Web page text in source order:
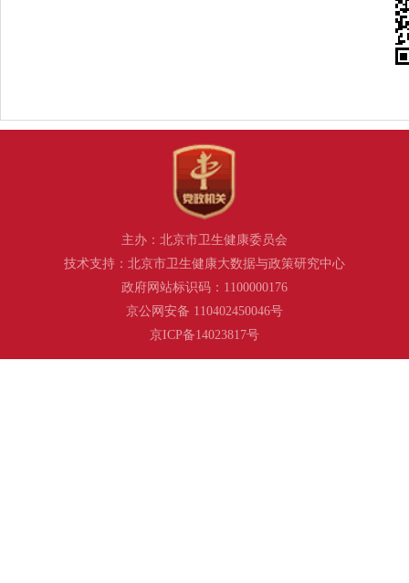
主办：北京市卫生健康委员会
技术支持：北京市卫生健康大数据与政策研究中心
政府网站标识码：1100000176
京公网安备 110402450046号
京ICP备14023817号